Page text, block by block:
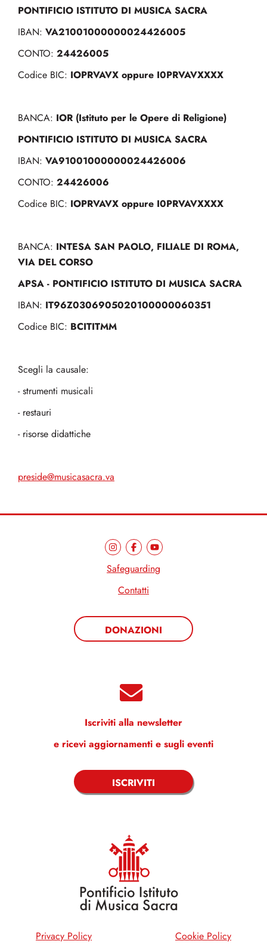
PONTIFICIO ISTITUTO DI MUSICA SACRA
IBAN: VA21001000000024426005
CONTO: 24426005
Codice BIC: IOPRVAVX oppure I0PRVAVXXXX
BANCA: IOR (Istituto per le Opere di Religione)
PONTIFICIO ISTITUTO DI MUSICA SACRA
IBAN: VA91001000000024426006
CONTO: 24426006
Codice BIC: IOPRVAVX oppure I0PRVAVXXXX
BANCA: INTESA SAN PAOLO, FILIALE DI ROMA,
VIA DEL CORSO
APSA - PONTIFICIO ISTITUTO DI MUSICA SACRA
IBAN: IT96Z0306905020100000060351
Codice BIC: BCITITMM
Scegli la causale:
- strumenti musicali
- restauri
- risorse didattiche
preside@musicasacra.va
Safeguarding
Contatti
DONAZIONI
Iscriviti alla newsletter
e ricevi aggiornamenti e sugli eventi
ISCRIVITI
Privacy Policy Cookie Policy